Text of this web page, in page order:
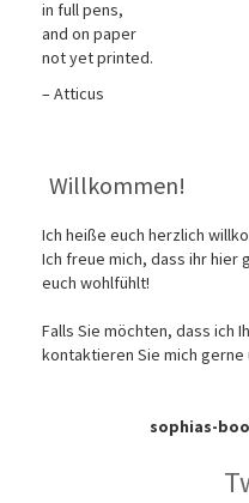
in full pens,
and on paper
not yet printed.
– Atticus
Willkommen!
Ich heiße euch herzlich
Ich freue mich, dass ihr hier
euch wohlfühlt!
Falls Sie möchten, dass ich
kontaktieren Sie mich gerne
sophias-